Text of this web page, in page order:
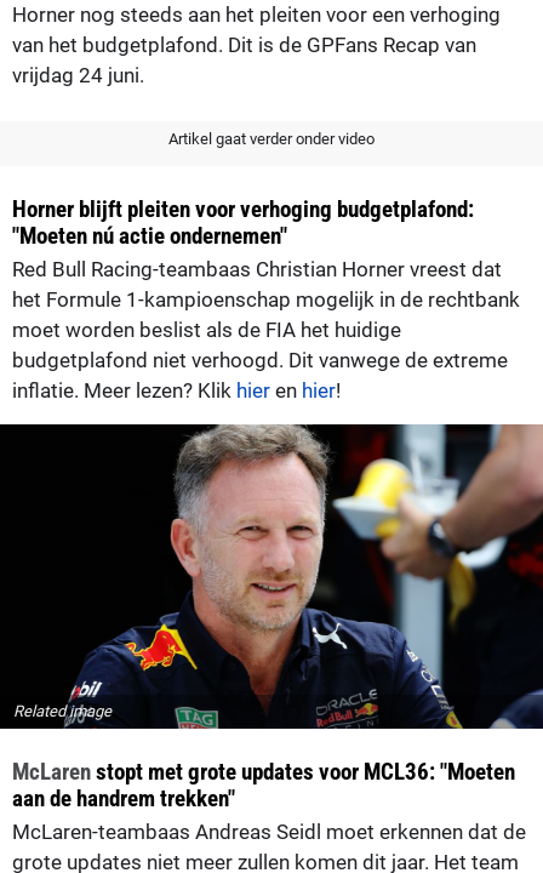
Horner nog steeds aan het pleiten voor een verhoging
van het budgetplafond. Dit is de GPFans Recap van
vrijdag 24 juni.
Artikel gaat verder onder video
Horner blijft pleiten voor verhoging budgetplafond:
"Moeten nú actie ondernemen"
Red Bull Racing-teambaas Christian Horner vreest dat
het Formule 1-kampioenschap mogelijk in de rechtbank
moet worden beslist als de FIA het huidige
budgetplafond niet verhoogd. Dit vanwege de extreme
inflatie. Meer lezen? Klik hier en hier!
Related image
McLarenstopt met grote updates voor MCL36: "Moeten
aan de handrem trekken"
McLaren-teambaas Andreas Seidl moet erkennen dat de
grote updates niet meer zullen komen dit jaar. Het team